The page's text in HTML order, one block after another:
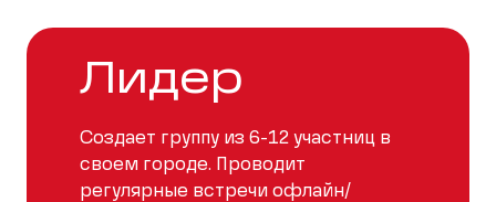
Лидер
Создает группу из 6-12 участниц в
своем городе. Проводит
регулярные встречи офлайн/